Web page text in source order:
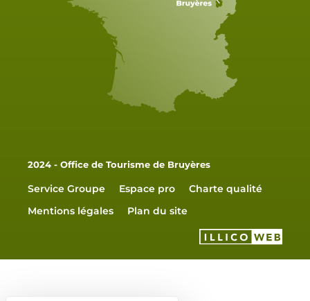
2024 - Office de Tourisme de Bruyères
Service Groupe Espace pro
Charte qualité
Mentions légales
Plan du site